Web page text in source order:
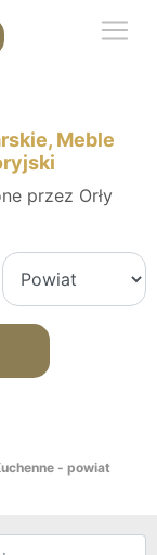
Meble
przez Orły
- powiat